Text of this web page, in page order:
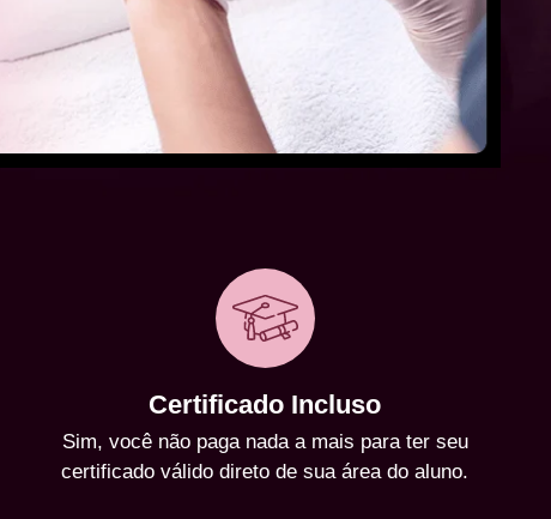
Certificado Incluso
Sim, você não paga nada a mais para ter seu
certificado válido direto de sua área do aluno.